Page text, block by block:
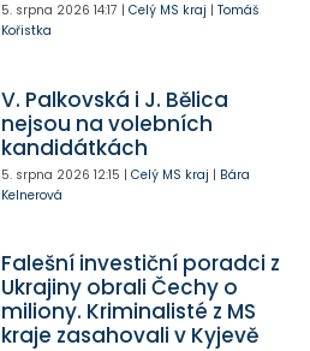
5. srpna 2026 14:17 | Celý MS kraj | Tomáš
Kořistka
V. Palkovská i J. Bělica
nejsou na volebních
kandidátkách
5. srpna 2026 12:15 | Celý MS kraj | Bára
Kelnerová
Falešní investiční poradci z
Ukrajiny obrali Čechy o
miliony. Kriminalisté z MS
kraje zasahovali v Kyjevě